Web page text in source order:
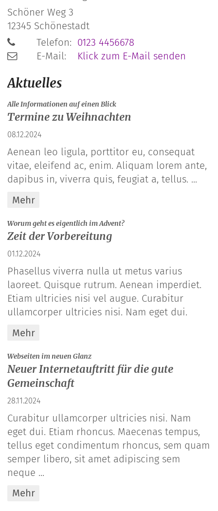
Schöner Weg 3
12345 Schönestadt
Telefon: 0123 4456678
E-Mail:
Klick zum E-Mail senden
Aktuelles
Alle Informationen auf einen Blick:
Termine zu Weihnachten
08.12.2024
Aenean leo ligula, porttitor eu, consequat
vitae, eleifend ac, enim. Aliquam lorem ante,
dapibus in, viverra quis, feugiat a, tellus. ...
Mehr
Worum geht es eigentlich im Advent?:
Zeit der Vorbereitung
01.12.2024
Phasellus viverra nulla ut metus varius
laoreet. Quisque rutrum. Aenean imperdiet.
Etiam ultricies nisi vel augue. Curabitur
ullamcorper ultricies nisi. Nam eget dui.
Mehr
Webseiten im neuen Glanz:
Neuer Internetauftritt für die gute
Gemeinschaft
28.11.2024
Curabitur ullamcorper ultricies nisi. Nam
eget dui. Etiam rhoncus. Maecenas tempus,
tellus eget condimentum rhoncus, sem quam
semper libero, sit amet adipiscing sem
neque ...
Mehr